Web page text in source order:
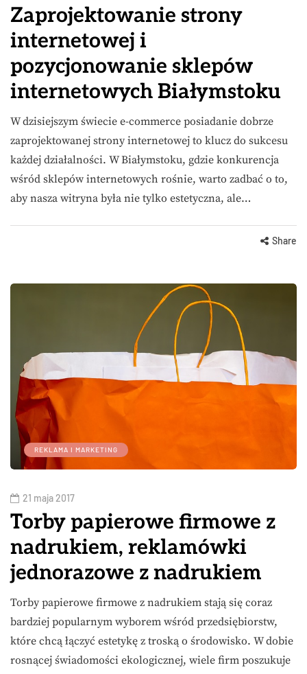
Zaprojektowanie strony
internetowej i
pozycjonowanie sklepów
internetowych Białymstoku
W dzisiejszym świecie e-commerce posiadanie dobrze
zaprojektowanej strony internetowej to klucz do sukcesu
każdej działalności. W Białymstoku, gdzie konkurencja
wśród sklepów internetowych rośnie, warto zadbać o to,
aby nasza witryna była nie tylko estetyczna, ale…
Share
REKLAMA I MARKETING
21 maja 2017
Torby papierowe firmowe z
nadrukiem, reklamówki
jednorazowe z nadrukiem
Torby papierowe firmowe z nadrukiem stają się coraz
bardziej popularnym wyborem wśród przedsiębiorstw,
które chcą łączyć estetykę z troską o środowisko. W dobie
rosnącej świadomości ekologicznej, wiele firm poszukuje